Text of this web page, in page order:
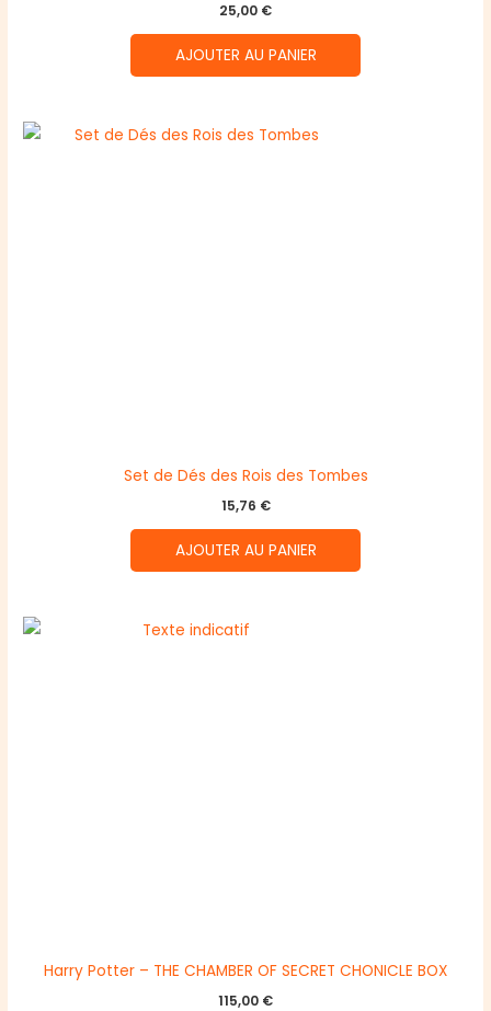
25,00 €
AJOUTER AU PANIER
Set de Dés des Rois des Tombes
15,76 €
AJOUTER AU PANIER
Harry Potter – THE CHAMBER OF SECRET CHONICLE BOX
115,00 €